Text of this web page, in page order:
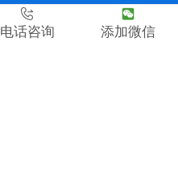
电话咨询 添加微信